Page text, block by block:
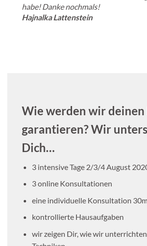
habe! Danke nochmals!
HajnalkaLattenstein
Wie werden wir deinen
garantieren? Wir
Dich…
3 intensive Tage 2/3/4 August
3 online Konsultationen
eine individuelle Konsultation
kontrollierte Hausaufgaben
wir zeigen Dir, wie wir